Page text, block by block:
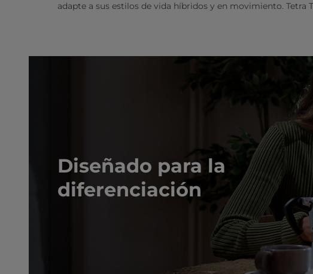
adapte a sus estilos de vida híbridos y en movimiento. Tetra
Diseñado para la
diferenciación